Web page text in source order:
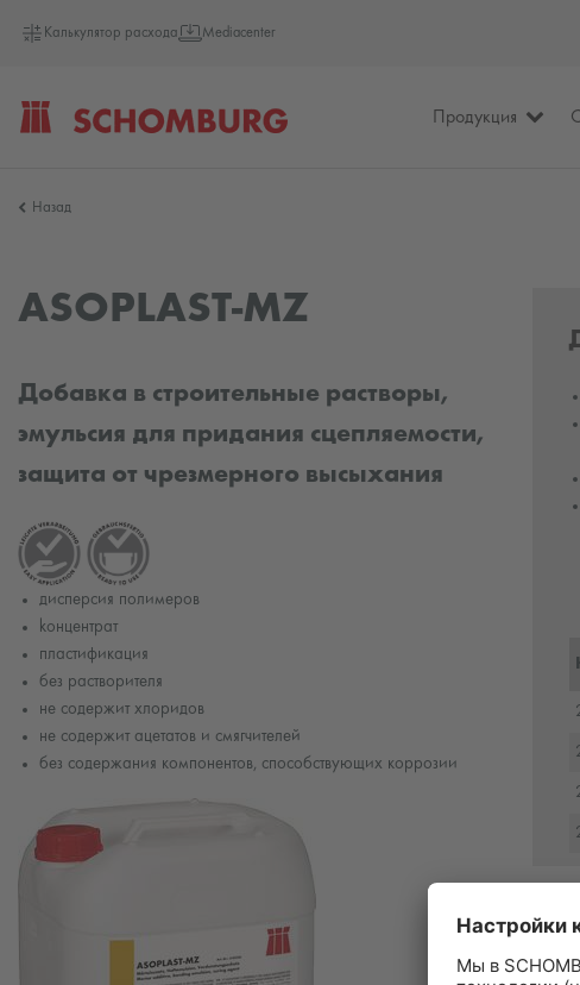
Калькулятор расхода Mediacenter
Продукция
Назад
ASOPLAST-MZ
Добавка в строительные растворы,
эмульсия для придания сцепляемости,
защита от чрезмерного высыхания
дисперсия полимеров
kонцентрат
пластификация
без растворителя
не содержит хлоридов
не содержит ацетатов и смягчителей
без содержания компонентов, способствующих коррозии